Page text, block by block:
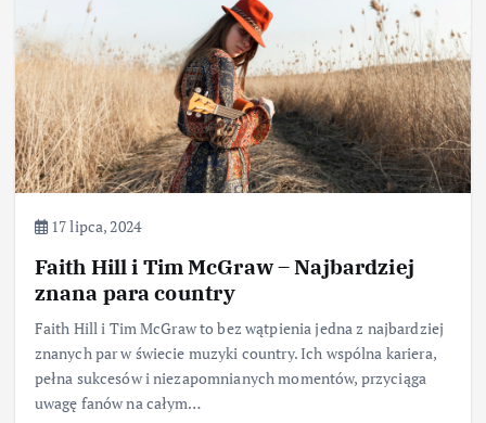
17 lipca, 2024
Faith Hill i Tim McGraw – Najbardziej
znana para country
Faith Hill i Tim McGraw to bez wątpienia jedna z najbardziej
znanych par w świecie muzyki country. Ich wspólna kariera,
pełna sukcesów i niezapomnianych momentów, przyciąga
uwagę fanów na całym…